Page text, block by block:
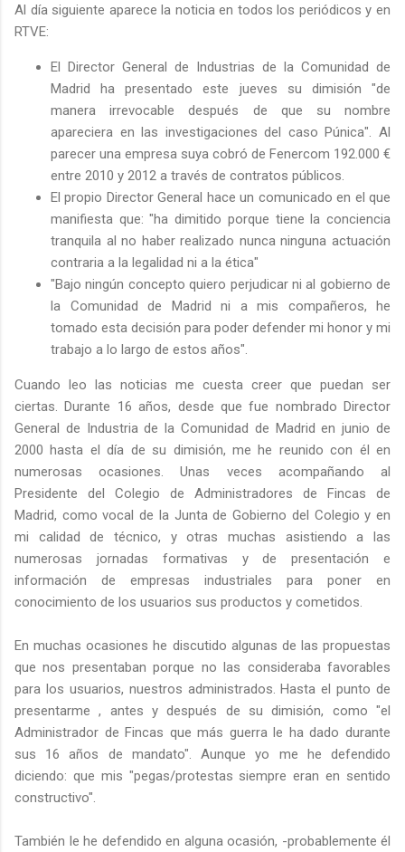
Al día siguiente aparece la noticia en todos los periódicos y en
RTVE:
El Director General de Industrias de la Comunidad de
Madrid ha presentado este jueves su dimisión "de
manera irrevocable después de que su nombre
apareciera en las investigaciones del caso Púnica". Al
parecer una empresa suya cobró de Fenercom 192.000 €
entre 2010 y 2012 a través de contratos públicos.
El propio Director General hace un comunicado en el que
manifiesta que: "ha dimitido porque tiene la conciencia
tranquila al no haber realizado nunca ninguna actuación
contraria a la legalidad ni a la ética"
"Bajo ningún concepto quiero perjudicar ni al gobierno de
la Comunidad de Madrid ni a mis compañeros, he
tomado esta decisión para poder defender mi honor y mi
trabajo a lo largo de estos años".
Cuando leo las noticias me cuesta creer que puedan ser
ciertas. Durante 16 años, desde que fue nombrado Director
General de Industria de la Comunidad de Madrid en junio de
2000 hasta el día de su dimisión, me he reunido con él en
numerosas ocasiones. Unas veces acompañando al
Presidente del Colegio de Administradores de Fincas de
Madrid, como vocal de la Junta de Gobierno del Colegio y en
mi calidad de técnico, y otras muchas asistiendo a las
numerosas jornadas formativas y de presentación e
información de empresas industriales para poner en
conocimiento de los usuarios sus productos y cometidos.
En muchas ocasiones he discutido algunas de las propuestas
que nos presentaban porque no las consideraba favorables
para los usuarios, nuestros administrados. Hasta el punto de
presentarme , antes y después de su dimisión, como "el
Administrador de Fincas que más guerra le ha dado durante
sus 16 años de mandato". Aunque yo me he defendido
diciendo: que mis "pegas/protestas siempre eran en sentido
constructivo".
También le he defendido en alguna ocasión, -probablemente él